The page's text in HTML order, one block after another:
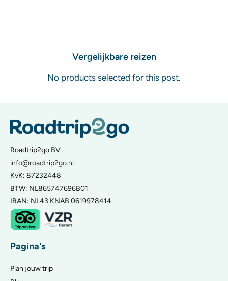
Vergelijkbare reizen
No products selected for this post.
Roadtrip2go BV
info@roadtrip2go.nl
KvK: 87232448
BTW: NL865747696B01
IBAN: NL43 KNAB 0619978414
Pagina's
Plan jouw trip